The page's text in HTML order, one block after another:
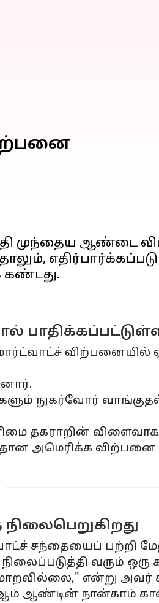
முந்தைய ஆண்டை விட
விற்பனையில்
நுகர்வோர்
தகராறின்
மீதான அமெரிக்க
சந்தையைப் பற்றி
வரும் ஒரு
என்று அவர்
ஆம் ஆண்டின் நான்காம்